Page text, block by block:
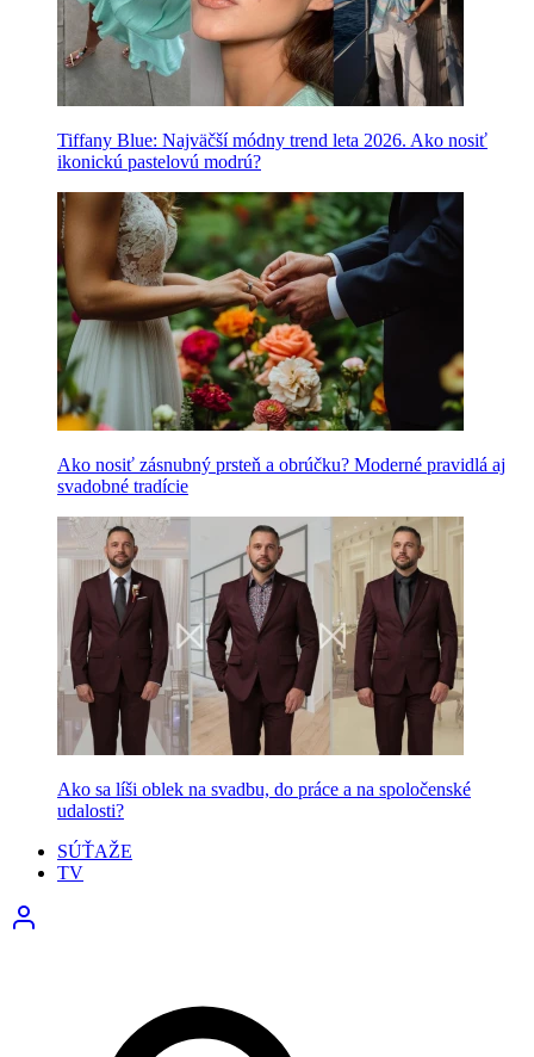
Tiffany Blue: Najväčší módny trend leta 2026. Ako nosiť
ikonickú pastelovú modrú?
Ako nosiť zásnubný prsteň a obrúčku? Moderné pravidlá aj
svadobné tradície
Ako sa líši oblek na svadbu, do práce a na spoločenské
udalosti?
SÚŤAŽE
TV